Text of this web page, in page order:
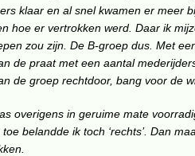
klaar en al snel kwamen er meer
hoe er vertrokken werd. Daar ik
zou zijn. De B-groep dus. Met
de praat met een aantal
de groep rechtdoor, bang voor de
overigens in geruime mate
belandde ik toch ‘rechts’. Dan